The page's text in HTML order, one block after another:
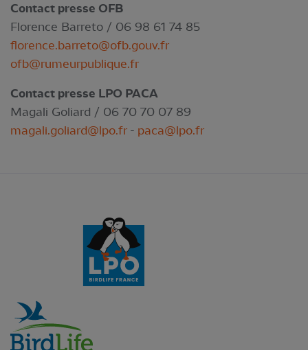
Contact presse OFB
Florence Barreto / 06 98 61 74 85
florence.barreto@ofb.gouv.fr
ofb@rumeurpublique.fr
Contact presse LPO PACA
Magali Goliard / 06 70 70 07 89
magali.goliard@lpo.fr - paca@lpo.fr